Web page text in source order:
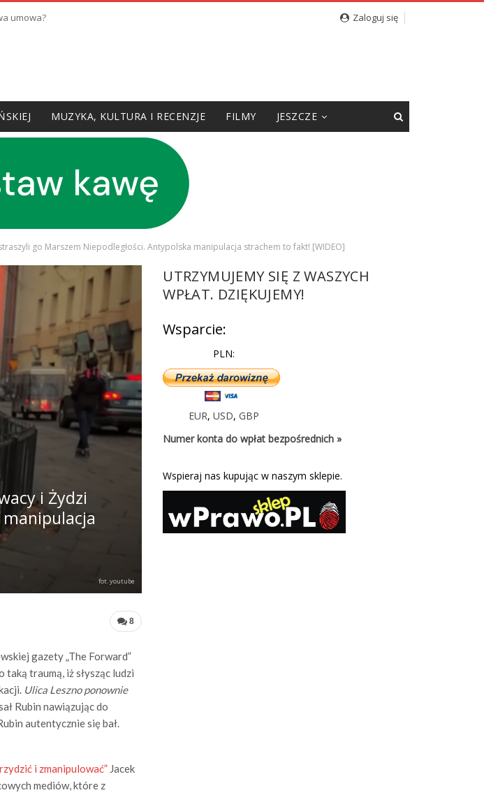
umowa? Zaloguj się
MUZYKA, KULTURA I RECENZJE FILMY JESZCZE
go Marszem Niepodległości. Antypolska manipulacja strachem to fakt! [WIDEO]
i Żydzi
fot. youtube
8
gazety „The Forward”
taką traumą, iż słysząc ludzi
Ulica Leszno ponownie
Rubin nawiązując do
autentycznie się bał.
i zmanipulować” Jacek
mediów, które z
UTRZYMUJEMY SIĘ Z WASZYCH
WPŁAT. DZIĘKUJEMY!
Wsparcie:
PLN:
EUR,USD,GBP
Numer konta do wpłat bezpośrednich »
Wspieraj nas kupując w naszym sklepie.